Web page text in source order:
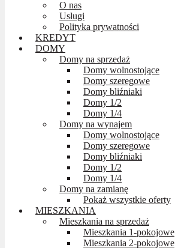
O nas
Usługi
Polityka prywatności
KREDYT
DOMY
Domy na sprzedaż
Domy wolnostojące
Domy szeregowe
Domy bliźniaki
Domy 1/2
Domy 1/4
Domy na wynajem
Domy wolnostojące
Domy szeregowe
Domy bliźniaki
Domy 1/2
Domy 1/4
Domy na zamianę
Pokaż wszystkie oferty
MIESZKANIA
Mieszkania na sprzedaż
Mieszkania 1-pokojowe
Mieszkania 2-pokojowe